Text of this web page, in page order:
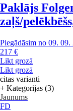
Paklājs
zaļš/
Piegādāsim no 09. 09.
217 €
Likt grozā
Likt grozā
citas varianti
+ Kategorijas (3)
Jaunums
FD